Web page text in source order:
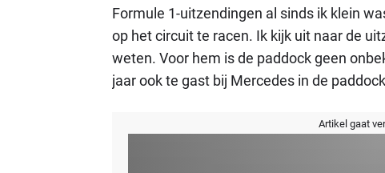
Formule 1-uitzendingen al sinds ik klein
op het circuit te racen. Ik kijk uit naar de
weten. Voor hem is de paddock geen
jaar ook te gast bij Mercedes in de
Artikel gaat